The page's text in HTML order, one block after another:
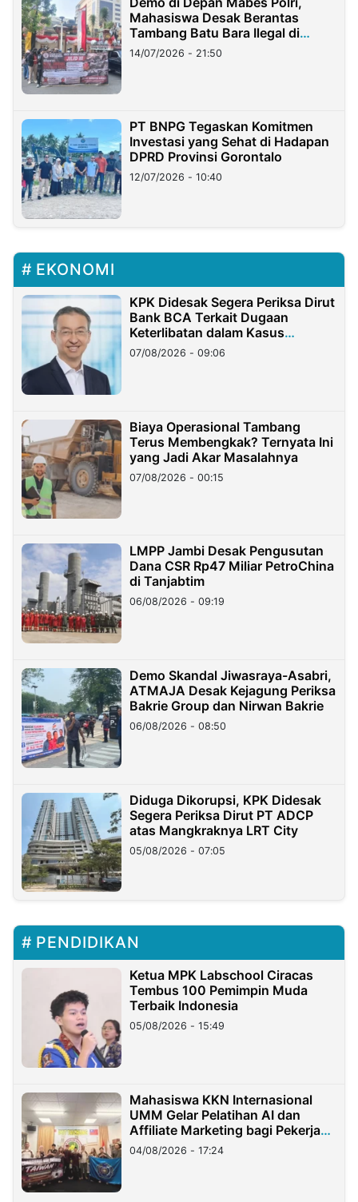
Mahasiswa Desak Berantas
Tambang Batu Bara Ilegal di
Lampung
14/07/2026 - 21:50
PT BNPG Tegaskan Komitmen
Investasi yang Sehat di Hadapan
DPRD Provinsi Gorontalo
12/07/2026 - 10:40
EKONOMI
KPK Didesak Segera Periksa Dirut
Bank BCA Terkait Dugaan
Keterlibatan dalam Kasus
Hilangnya Dana Nasabah Rp2,58
Miliar
07/08/2026 - 09:06
Biaya Operasional Tambang
Terus Membengkak? Ternyata Ini
yang Jadi Akar Masalahnya
07/08/2026 - 00:15
LMPP Jambi Desak Pengusutan
Dana CSR Rp47 Miliar PetroChina
di Tanjabtim
06/08/2026 - 09:19
Demo Skandal Jiwasraya-Asabri,
ATMAJA Desak Kejagung Periksa
Bakrie Group dan Nirwan Bakrie
06/08/2026 - 08:50
Diduga Dikorupsi, KPK Didesak
Segera Periksa Dirut PT ADCP
atas Mangkraknya LRT City
05/08/2026 - 07:05
PENDIDIKAN
Ketua MPK Labschool Ciracas
Tembus 100 Pemimpin Muda
Terbaik Indonesia
05/08/2026 - 15:49
Mahasiswa KKN Internasional
UMM Gelar Pelatihan AI dan
Affiliate Marketing bagi Pekerja
Migran Indonesia di Taiwan
04/08/2026 - 17:24